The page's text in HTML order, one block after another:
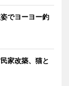
でヨーヨー釣
家改築、猫と